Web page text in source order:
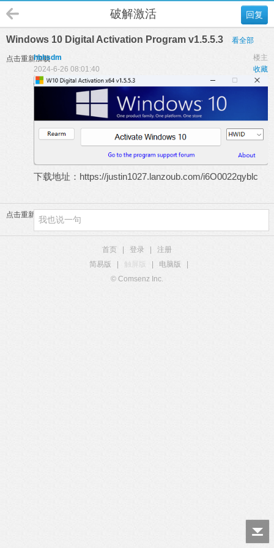
回复
破解激活
Windows 10 Digital Activation Program v1.5.5.3 看全部
点击重新加载 楼主
hbhsdm
收藏
2024-6-26 08:01:40
下载地址： https://justin1027.lanzoub.com/i6O0022qyblc
点击重新加载
首页 | 登录 |
注册
简易版
| 触屏版 | 电脑版
|
© Comsenz Inc.